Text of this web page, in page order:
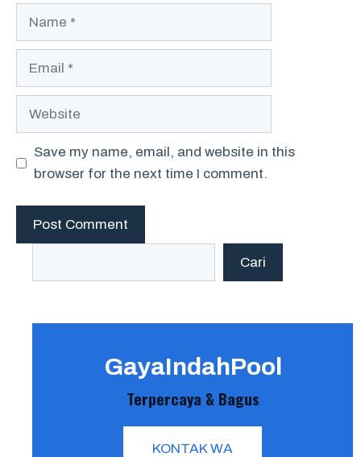
Website
Save my name, email, and website in this
browser for the next time I comment.
Cari
GayaIndahPool
Terpercaya & Bagus
KONTAK WA